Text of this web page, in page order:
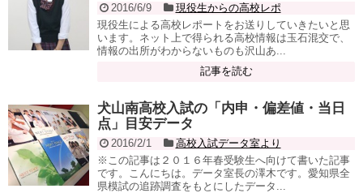
2016/6/9
現役生からの高校レポ
現役生による高校レポートをお送りしていきたいと思
います。ネット上で得られる高校情報は玉石混交で、
情報の出所がわからないものも沢山あ...
記事を読む
犬山南高校入試の「内申・偏差値・当日
点」目安データ
2016/2/1
高校入試データ室より
※この記事は２０１６年春受験生へ向けて書いた記事
です。こんにちは。データ室長の澤木です。愛知県全
県模試の追跡調査をもとにしたデータ...